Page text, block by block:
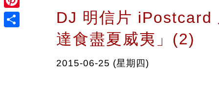
Pinterest
DJ 明信片 iPostcard
達食盡夏威夷」(2)
2015-06-25 (星期四)